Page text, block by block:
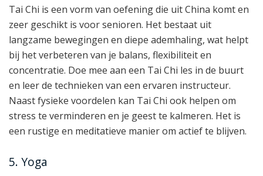
Tai Chi is een vorm van oefening die uit China komt en
zeer geschikt is voor senioren. Het bestaat uit
langzame bewegingen en diepe ademhaling, wat helpt
bij het verbeteren van je balans, flexibiliteit en
concentratie. Doe mee aan een Tai Chi les in de buurt
en leer de technieken van een ervaren instructeur.
Naast fysieke voordelen kan Tai Chi ook helpen om
stress te verminderen en je geest te kalmeren. Het is
een rustige en meditatieve manier om actief te blijven.
5. Yoga